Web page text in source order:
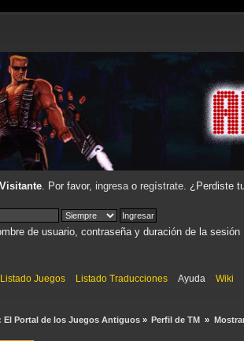
Visitante. Por favor, ingresao regístrate. ¿Perdiste
de usuario, contraseña y duración de la sesión
Listado Juegos Listado Traducciones Ayuda Wiki
El Portal de los Juegos Antiguos» Perfil de TM »